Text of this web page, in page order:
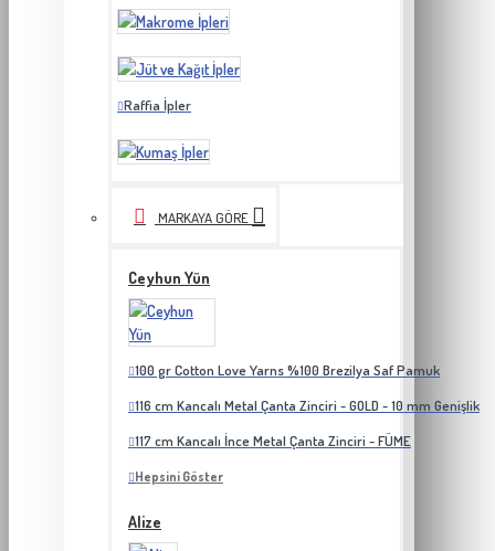
Raffia İpler
MARKAYA GÖRE
Ceyhun Yün
100 gr Cotton Love Yarns %100 Brezilya Saf Pamuk
116 cm Kancalı Metal Çanta Zinciri - GOLD - 10 mm Genişlik
117 cm Kancalı İnce Metal Çanta Zinciri - FÜME
Hepsini Göster
Alize